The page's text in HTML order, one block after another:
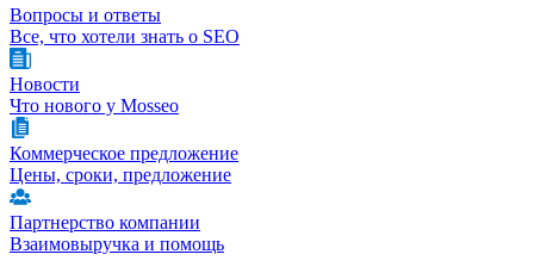
Вопросы и ответы
Все, что хотели знать о SEO
Новости
Что нового у Mosseo
Коммерческое предложение
Цены, сроки, предложение
Партнерство компании
Взаимовыручка и помощь